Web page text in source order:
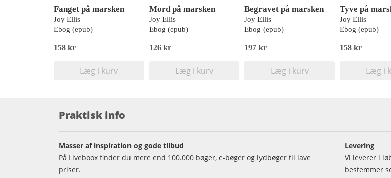
Fanget på marsken
Joy Ellis
Ebog (epub)
158 kr
Læg i kurv
Mord på marsken
Joy Ellis
Ebog (epub)
126 kr
Læg i kurv
Begravet på marsken
Joy Ellis
Ebog (epub)
197 kr
Læg i kurv
Tyve på
Joy Ellis
Ebog (epub)
158 kr
Læg i
Praktisk info
Masser af inspiration og gode tilbud
På Liveboox finder du mere end 100.000 bøger, e-bøger og lydbøger til lave
priser.
Levering
Vi leverer i
bestemmer